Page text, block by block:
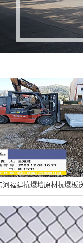
爆板送到施工地